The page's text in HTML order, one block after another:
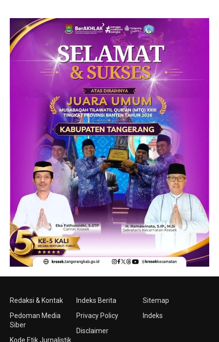
Redaksi & Kontak
Pedoman Media
Siber
Kode Etik Jurnalistik
Indeks Berita
Privacy Policy
Disclaimer
Sitemap
Indeks